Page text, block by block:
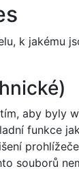
k jakému
aby byly
funkce
souborů